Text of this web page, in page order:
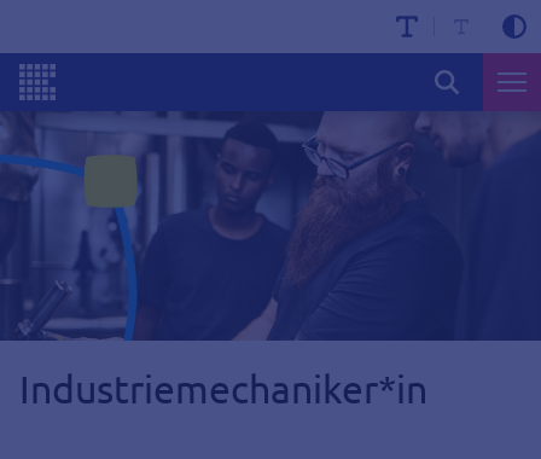
Industriemechaniker*in